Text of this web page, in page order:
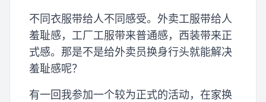
不同衣服带给人不同感受。外卖工服带给人
羞耻感，工厂工服带来普通感，西装带来正
式感。那是不是给外卖员换身行头就能解决
羞耻感呢？
有一回我参加一个较为正式的活动，在家换